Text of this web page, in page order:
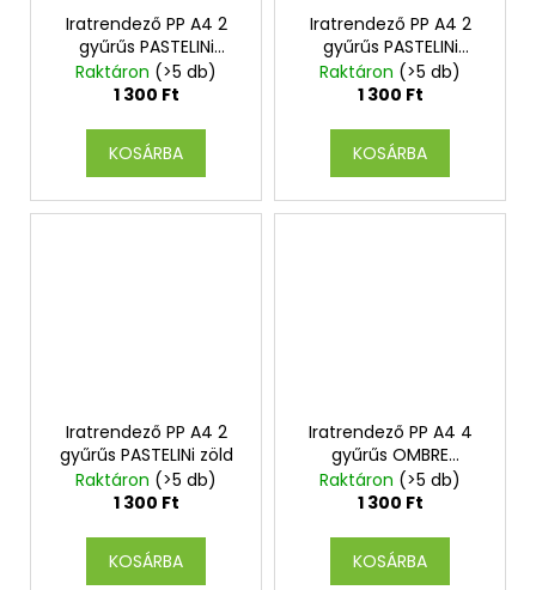
Iratrendező PP A4 2
gyűrűs PASTELINi
sárgabarack
Raktáron (>5 db)
1 300 Ft
KOSÁRBA
Iratrendező PP A4 2
gyűrűs PASTELINi
szürke
Raktáron (>5 db)
1 300 Ft
KOSÁRBA
Iratrendező PP A4 2
gyűrűs PASTELINi zöld
Raktáron (>5 db)
1 300 Ft
KOSÁRBA
Iratrendező PP A4 4
gyűrűs OMBRE
rózsaszín
Raktáron (>5 db)
1 300 Ft
KOSÁRBA